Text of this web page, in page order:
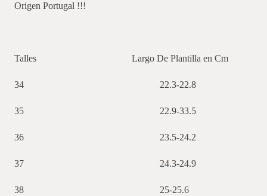
Origen Portugal !!!
Talles Largo De Plantilla en Cm
34 22.3-22.8
35 22.9-33.5
36 23.5-24.2
37 24.3-24.9
38 25-25.6